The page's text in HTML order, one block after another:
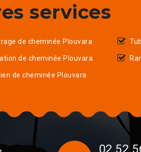
services
de cheminée Plouvara
de cheminée Plouvara
de cheminée Plouvara
02 52